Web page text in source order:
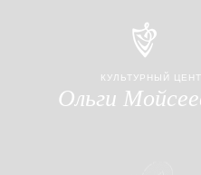
Ольги
КУЛЬТУРНЫЙ